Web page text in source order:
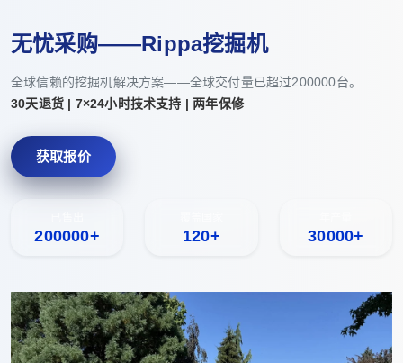
无忧采购——Rippa挖掘机
全球信赖的挖掘机解决方案——全球交付量已超过200000台。.
30天退货 | 7×24小时技术支持 | 两年保修
获取报价
200000+ 120+ 30000+